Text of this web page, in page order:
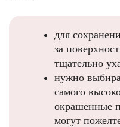
для
за
тщательно
нужно
самого
окрашенные
могут